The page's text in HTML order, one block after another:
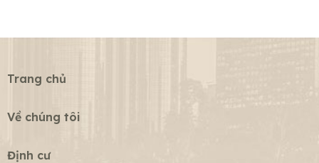
Trang chủ
Về chúng tôi
Định cư